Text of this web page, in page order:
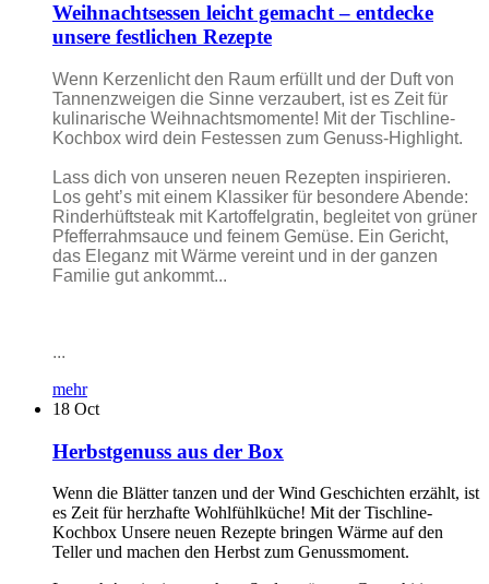
Weihnachtsessen leicht gemacht – entdecke
unsere festlichen Rezepte
Wenn Kerzenlicht den Raum erfüllt und der Duft von
Tannenzweigen die Sinne verzaubert, ist es Zeit für
kulinarische Weihnachtsmomente! Mit der Tischline-
Kochbox wird dein Festessen zum Genuss-Highlight.
Lass dich von unseren neuen Rezepten inspirieren.
Los geht’s mit einem Klassiker für besondere Abende:
Rinderhüftsteak mit Kartoffelgratin, begleitet von grüner
Pfefferrahmsauce und feinem Gemüse. Ein Gericht,
das Eleganz mit Wärme vereint und in der ganzen
Familie gut ankommt...
...
mehr
18 Oct
Herbstgenuss aus der Box
Wenn die Blätter tanzen und der Wind Geschichten erzählt, ist
es Zeit für herzhafte Wohlfühlküche! Mit der Tischline-
Kochbox Unsere neuen Rezepte bringen Wärme auf den
Teller und machen den Herbst zum Genussmoment.